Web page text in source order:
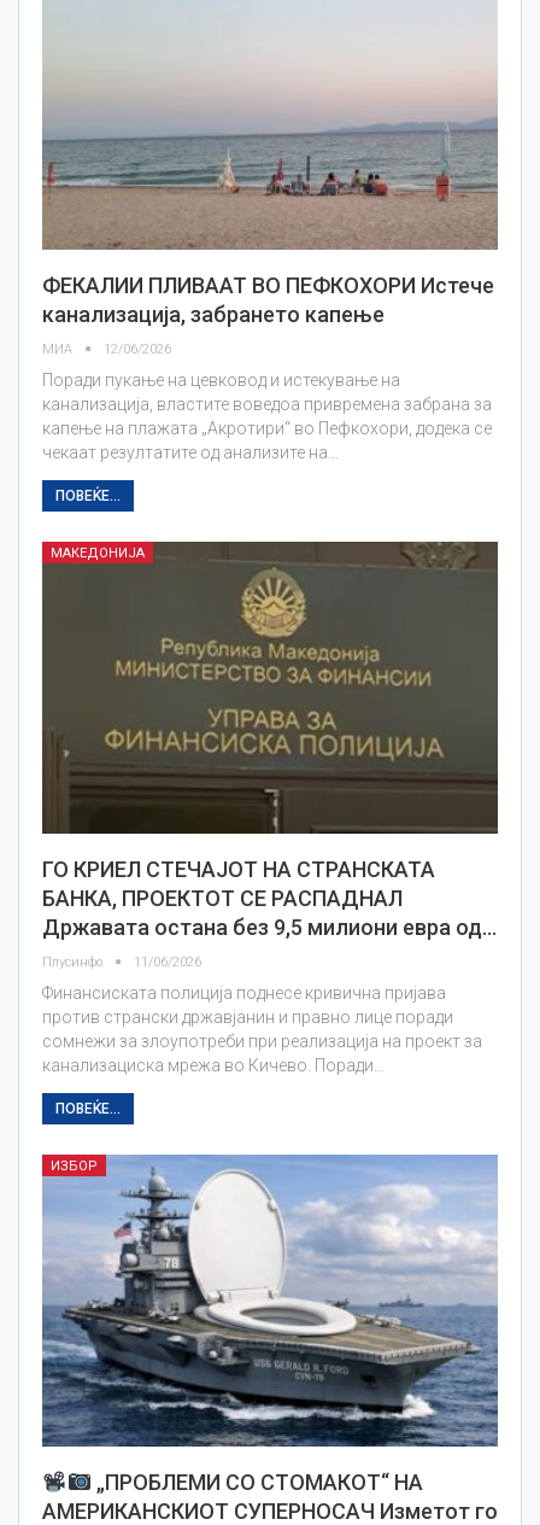
ФЕКАЛИИ ПЛИВААТ ВО ПЕФКОХОРИ Истече
канализација, забрането капење
МИА 12/06/2026
Поради пукање на цевковод и истекување на
канализација, властите воведоа привремена забрана за
капење на плажата „Акротири“ во Пефкохори, додека се
чекаат резултатите од анализите на…
ПОВЕЌЕ...
МАКЕДОНИЈА
ГО КРИЕЛ СТЕЧАЈОТ НА СТРАНСКАТА
БАНКА, ПРОЕКТОТ СЕ РАСПАДНАЛ
Државата остана без 9,5 милиони евра од…
Плусинфо 11/06/2026
Финансиската полиција поднесе кривична пријава
против странски државјанин и правно лице поради
сомнежи за злоупотреби при реализација на проект за
канализациска мрежа во Кичево. Поради…
ПОВЕЌЕ...
ИЗБОР
„ПРОБЛЕМИ СО СТОМАКОТ“ НА
АМЕРИКАНСКИОТ СУПЕРНОСАЧ Изметот го